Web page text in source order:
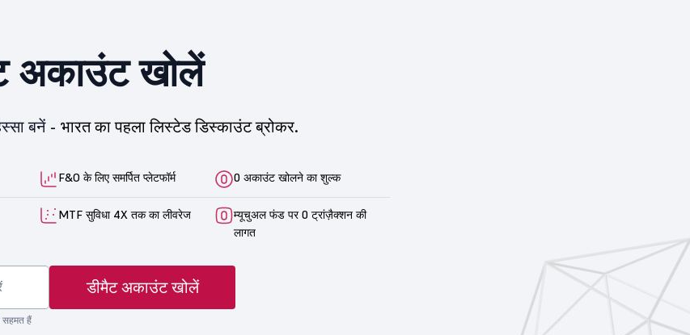
अकाउंट खोलें
बनें - भारत का पहला लिस्टेड डिस्काउंट ब्रोकर.
F&O के लिए समर्पित प्लेटफॉर्म 0 अकाउंट खोलने का शुल्क
MTF सुविधा 4X तक का लीवरेज
म्यूचुअल फंड पर 0 ट्रांज़ैक्शन की
लागत
डीमैट अकाउंट खोलें
हैं